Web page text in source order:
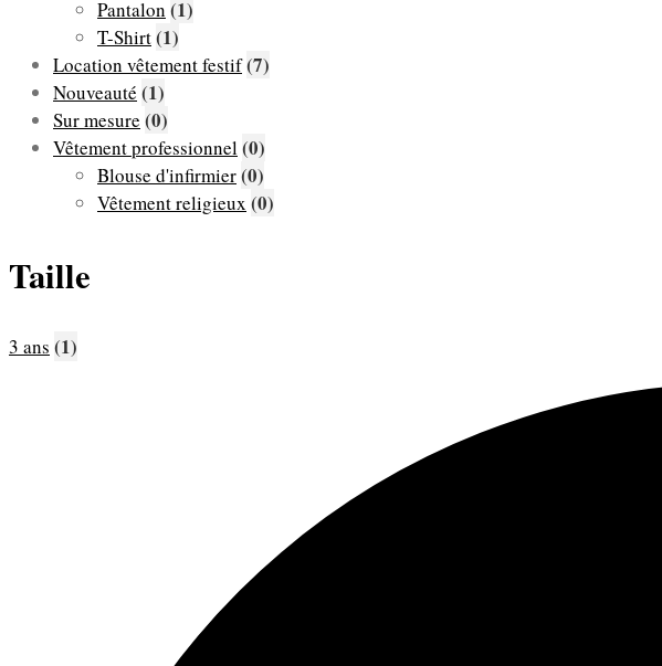
Pantalon (1)
T-Shirt(1)
Location vêtement festif(7)
Nouveauté (1)
Sur mesure (0)
Vêtement professionnel(0)
Blouse d'infirmier(0)
Vêtement religieux (0)
Taille
3 ans (1)